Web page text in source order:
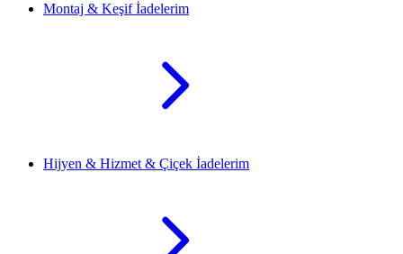
Montaj & Keşif İadelerim
Hijyen & Hizmet & Çiçek İadelerim